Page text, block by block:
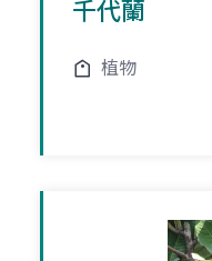
千代蘭
植物